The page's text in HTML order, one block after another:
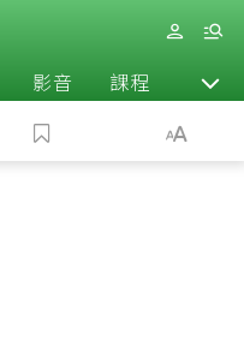
影音 課程 退休